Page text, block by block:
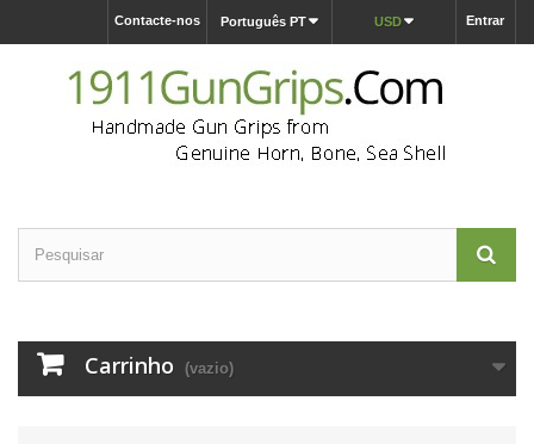
Entrar
USD
Português PT
Contacte-nos
Carrinho (vazio)